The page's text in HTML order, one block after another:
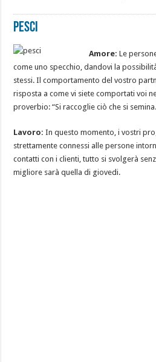
Pesci
Amore: Le
come uno specchio, dandovi la
stessi. Il comportamento del vostro
risposta a come vi siete comportati voi
proverbio: “Si raccoglie ciò che si
Lavoro: In questo momento, i vostri
strettamente connessi alle persone
contatti con i clienti, tutto si svolgerà
migliore sarà quella di giovedi.